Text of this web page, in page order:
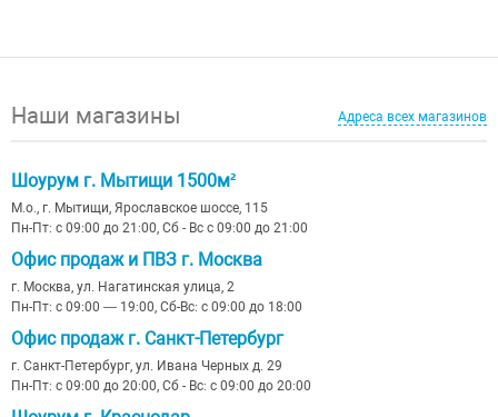
Наши магазины Адреса всех магазинов
Шоурум г. Мытищи 1500м²
М.о., г. Мытищи, Ярославское шоссе, 115
Пн-Пт: с 09:00 до 21:00, Сб - Вс с 09:00 до 21:00
Офис продаж и ПВЗ г. Москва
г. Москва, ул. Нагатинская улица, 2
Пн-Пт: с 09:00 — 19:00, Сб-Вс: с 09:00 до 18:00
Офис продаж г. Санкт-Петербург
г. Санкт-Петербург, ул. Ивана Черных д. 29
Пн-Пт: с 09:00 до 20:00, Сб - Вс: с 09:00 до 20:00